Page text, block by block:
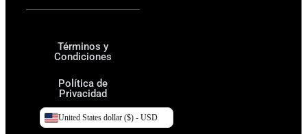
Términos y
Condiciones
Política de
Privacidad
United States dollar ($) - USD